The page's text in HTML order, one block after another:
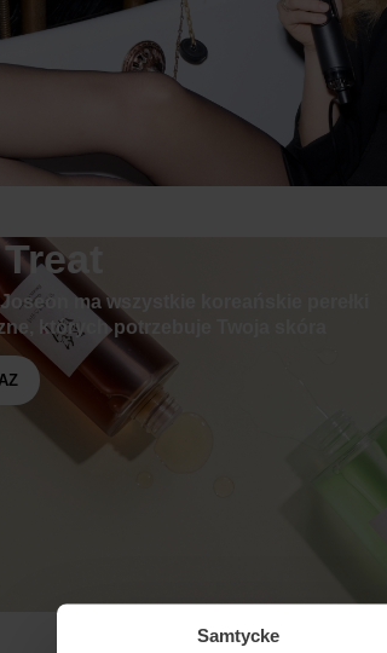
Samtycke
ma wszystkie koreańskie perełki
których potrzebuje Twoja skóra